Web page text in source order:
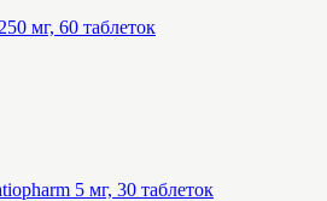
мг, 60 таблеток
5 мг, 30 таблеток